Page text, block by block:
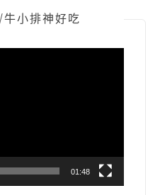
小排神好吃
01:48